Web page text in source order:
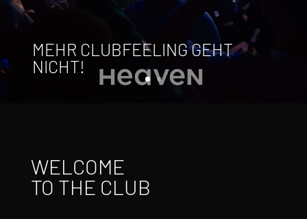
MEHR CLUBFEELING GEHT
NICHT!
WELCOME
TO THE CLUB